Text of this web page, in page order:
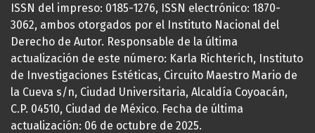
ISSN del impreso: 0185-1276, ISSN electrónico: 1870-
3062, ambos otorgados por el Instituto Nacional del
Derecho de Autor. Responsable de la última
actualización de este número: Karla Richterich, Instituto
de Investigaciones Estéticas, Circuito Maestro Mario de
la Cueva s/n, Ciudad Universitaria, Alcaldía Coyoacán,
C.P. 04510, Ciudad de México. Fecha de última
actualización: 06 de octubre de 2025.